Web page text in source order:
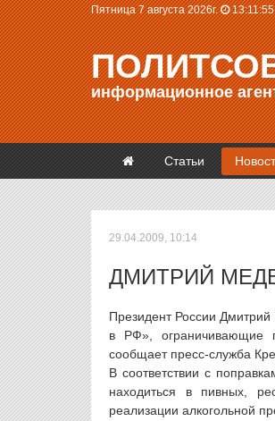
Пятница 7 августа 2026г. 13:11:55
информационное
Статьи
29.04.2009, 10:14
ДМИТРИЙ
Президент России
в РФ», ограничивающие
сообщает пресс-служба
В соответствии с
находиться в пивных,
реализации алкогольной